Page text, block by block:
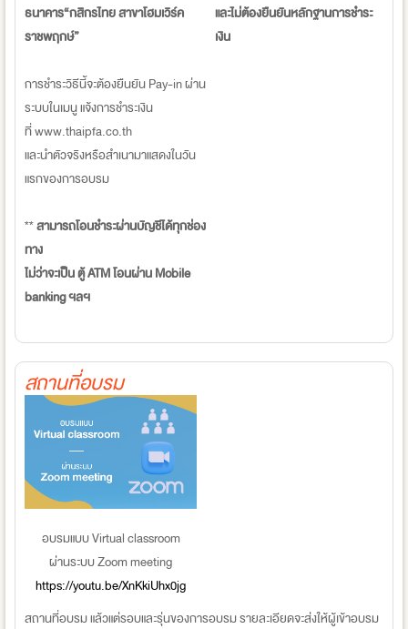
ธนาคาร“กสิกรไทย สาขาโฮมเวิร์ค
ราชพฤกษ์”
การชำระวิธีนี้จะต้องยืนยัน Pay-in ผ่าน
ระบบในเมนู แจ้งการชำระเงิน
ที่ www.thaipfa.co.th
และนำตัวจริงหรือสำเนามาแสดงในวัน
แรกของการอบรม
**สามารถโอนชำระผ่านบัญชีได้ทุกช่อง
ทาง
ไม่ว่าจะเป็น ตู้ ATM โอนผ่าน Mobile
banking ฯลฯ
และไม่ต้องยืนยันหลักฐานการชำระ
เงิน
สถานที่อบรม
อบรมแบบ Virtual classroom
ผ่านระบบ Zoom meeting
https://youtu.be/XnKkiUhx0jg
สถานที่อบรม แล้วแต่รอบและรุ่นของการอบรม รายละเอียดจะส่งให้ผู้เข้าอบรม